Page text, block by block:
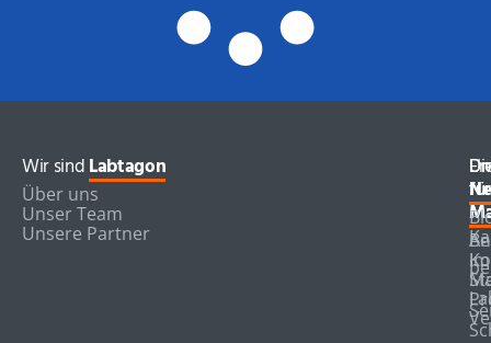
Wir sindLabtagon
Über uns
Unser Team
Unsere Partner
für
für